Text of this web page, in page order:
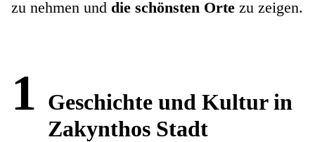
zu nehmen und die schönsten Orte zu zeigen.
1 Geschichte und Kultur in
Zakynthos Stadt